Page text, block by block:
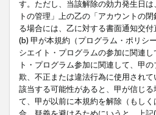
す。ただし、当該解除の効力発生日
トの管理」上の乙の「アカウントの
る場合には、乙に対する書面通知交
(b) 甲が本規約（プログラム・ポリシ
シエイト・プログラムの参加に関連
ト・プログラム参加に関連して、甲
欺、不正または違法行為に使用され
該当する可能性があると、甲が信じ
て、甲が以前に本規約を解除（もし